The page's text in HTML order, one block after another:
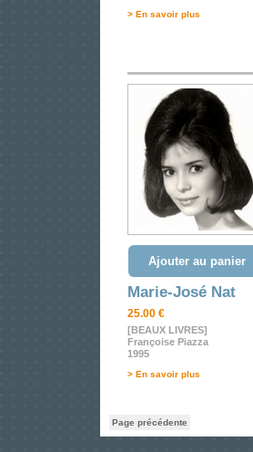
> En savoir plus
Ajouter au panier
Marie-José Nat
25.00 €
[BEAUX LIVRES]
Françoise Piazza
1995
> En savoir plus
Page précédente